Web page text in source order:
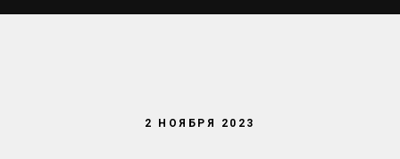
2 НОЯБРЯ 2023